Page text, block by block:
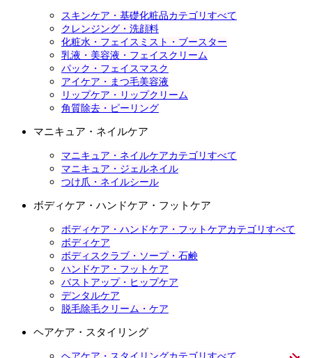
スキンケア・基礎化粧品カテゴリすべて
クレンジング・洗顔料
化粧水・フェイスミスト・ブースター
乳液・美容液・フェイスクリーム
パック・フェイスマスク
アイケア・まつ毛美容液
リップケア・リップクリーム
角質除去・ピーリング
マニキュア・ネイルケア
マニキュア・ネイルケアカテゴリすべて
マニキュア・ジェルネイル
つけ爪・ネイルシール
ボディケア・ハンドケア・フットケア
ボディケア・ハンドケア・フットケアカテゴリすべて
ボディケア
ボディスクラブ・ソープ・石鹸
ハンドケア・フットケア
バストアップ・ヒップケア
デンタルケア
脱毛除毛クリーム・ケア
ヘアケア・スタイリング